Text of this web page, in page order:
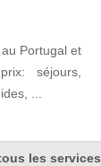
Portugal et
séjours,
...
les services